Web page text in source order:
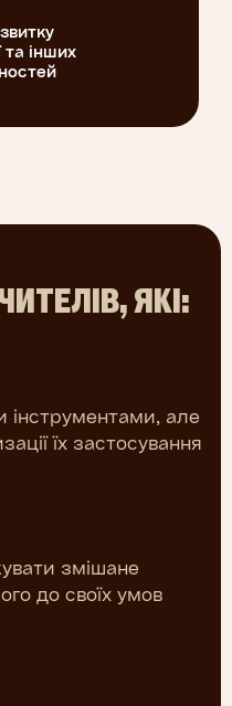
інших
ЯКІ:
але
їх застосування
змішане
до своїх умов